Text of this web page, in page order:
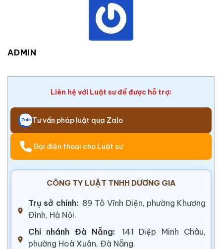
ADMIN
Liên hệ với Luật sư để được hỗ trợ:
Tư vấn pháp luật qua Zalo
Gọi điện thoại cho Luật sư
CÔNG TY LUẬT TNHH DƯƠNG GIA
Trụ sở chính: 89 Tô Vĩnh Diện, phường Khương
Đình, Hà Nội.
Chi nhánh Đà Nẵng:
141 Diệp Minh Châu,
phường Hoà Xuân, Đà Nẵng.